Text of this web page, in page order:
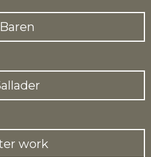
Baren
work